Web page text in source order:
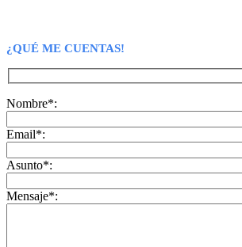
¿QUÉ ME CUENTAS!
Nombre*:
Email*:
Asunto*:
Mensaje*: